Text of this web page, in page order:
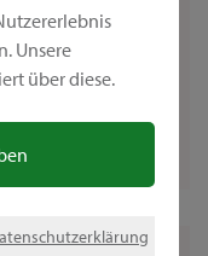
Unsere
über diese.
avec
il est temps
les décorer
le plaisir...